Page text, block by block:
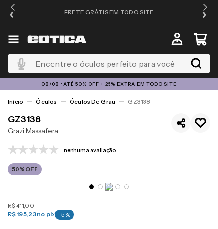
FRETE GRÁTIS EM TODO SITE
Encontre o óculos perfeito para você
08/08 •ATÉ 50% OFF + 25% EXTRA EM TODO SITE
Óculos Óculos De Grau GZ3138
GZ3138
Grazi Massafera
nenhuma avaliação
50% OFF
R$411,00
R$ 195,23 no pix -5 %